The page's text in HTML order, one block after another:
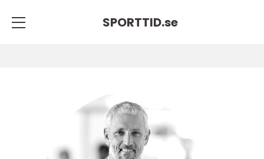
SPORTTID.se